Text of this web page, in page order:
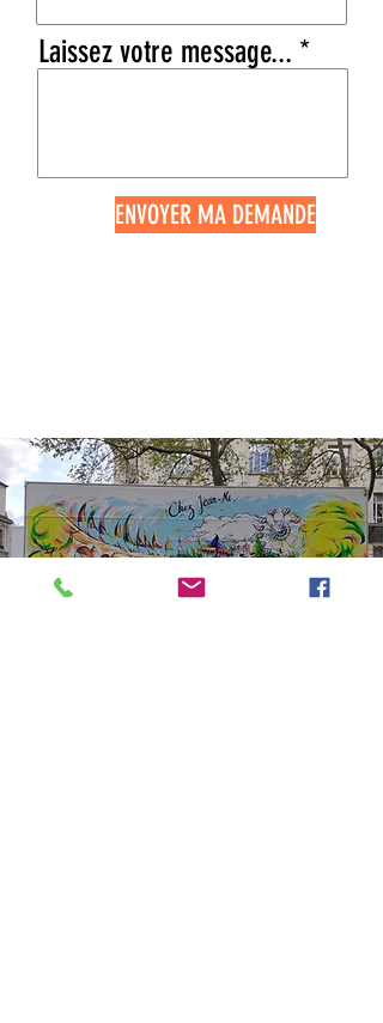
i
r
Laissez votre message...
ENVOYER MA DEMANDE